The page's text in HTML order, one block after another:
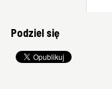
Podziel się